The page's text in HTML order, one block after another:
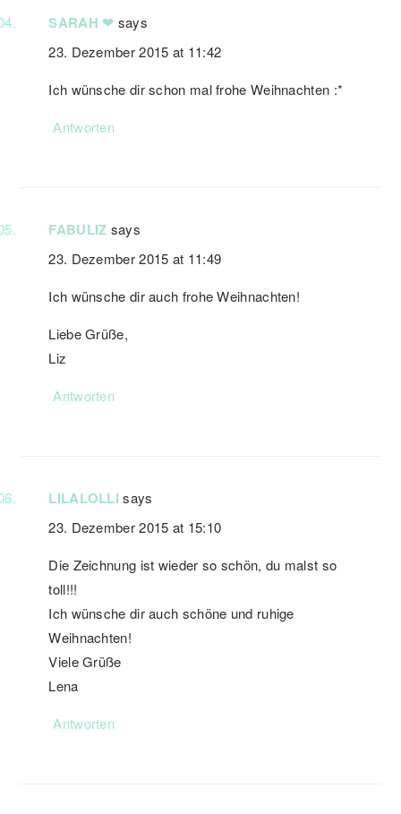
SARAH ❤ says
23. Dezember 2015 at 11:42
Ich wünsche dir schon mal frohe Weihnachten :*
Antworten
FABULIZ says
23. Dezember 2015 at 11:49
Ich wünsche dir auch frohe Weihnachten!
Liebe Grüße,
Liz
Antworten
LILALOLLI says
23. Dezember 2015 at 15:10
Die Zeichnung ist wieder so schön, du malst so
toll!!!
Ich wünsche dir auch schöne und ruhige
Weihnachten!
Viele Grüße
Lena
Antworten